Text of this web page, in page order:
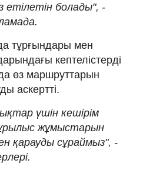
болады", -
тұрғындары мен
кептелістерді
өз маршруттарын
аскертті.
үшін кешірім
жұмыстарын
қарауды сұраймыз", -